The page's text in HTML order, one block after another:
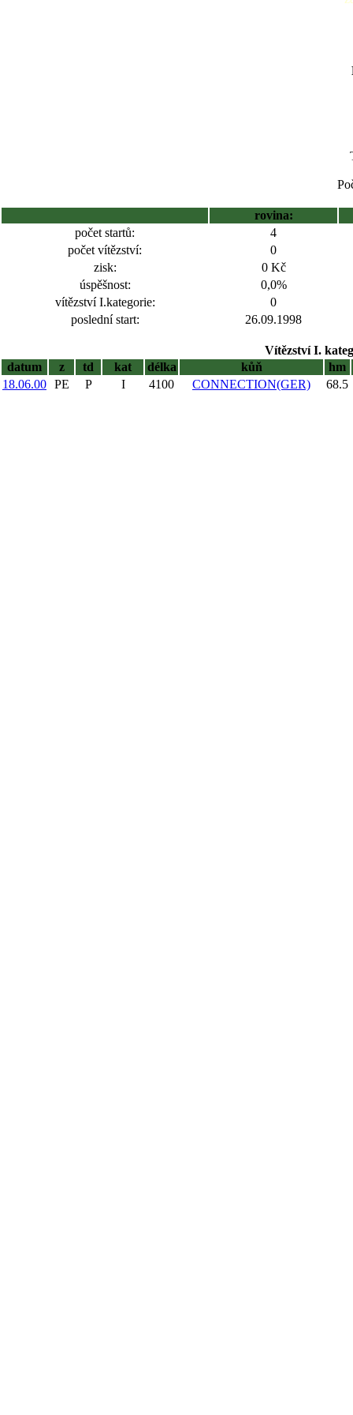
rovina:
počet startů:
4
počet vítězství:
0
zisk:
0 Kč
úspěšnost:
0,0%
vítězství I.kategorie:
0
poslední start:
26.09.1998
Vítězství I.
datum
z td kat délka kůň
hm
18.06.00 PE P I 4100 CONNECTION(GER) 68.5